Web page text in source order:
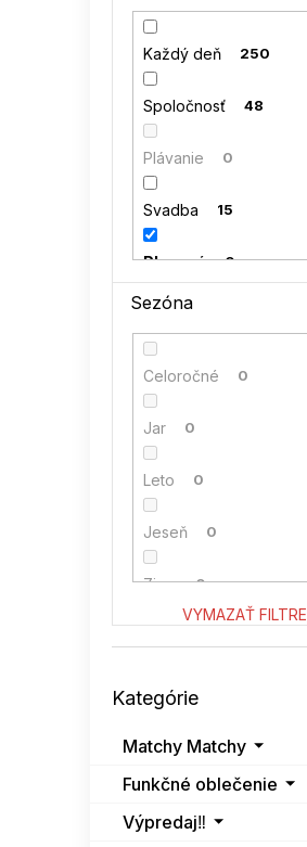
kocula
LENITIF 0
MiniMom by TESSITA
NUMERO
NUMOCO
PAMUK LINE
RELEVANCE
RUE PARIS
SUBLEVEL
VENATON
VITON
Každý deň 250
Spoločnosť 48
Plávanie 0
Svadba 15
Plesové 0
Sezóna
Celoročné 0
Jar 0
Leto 0
Jeseň 0
Zima 0
42
44
46
48
VYMAZAŤ FILTRE
kategórie
Kategórie
Matchy Matchy
Funkčné oblečenie
Výpredaj‼️